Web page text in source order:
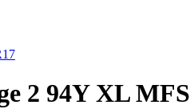
2 94Y XL MFS